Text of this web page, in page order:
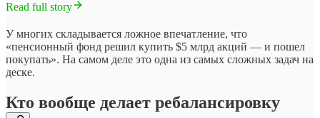
Read full story
У многих складывается ложное впечатление, что
«пенсионный фонд решил купить $5 млрд акций — и пошел
покупать». На самом деле это одна из самых сложных задач на
деске.
Кто вообще делает ребалансировку